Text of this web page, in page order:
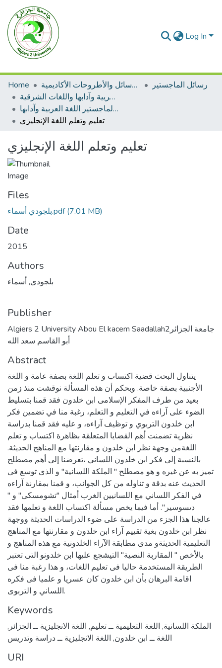
Log In
Home الرسائل والأطروحات الأكاديمية
رسائل الماجستير
رسائل الماجستير اللغة العريية وآدابها واللغات الشرقية
رسائل الماجستير اللغة العربية وآدابها
تعليم وتعلم اللغة الإنجليزي
تعليم وتعلم اللغة الإنجليزي
Files
بلجودي أسماء.pdf(7.01 MB)
Date
2015
Authors
بلجودى, أسماء
Publisher
Algiers 2 University Abou El kacem Saadallahجامعة الجزائر2
أبو القاسم سعد الله
Abstract
يتناول البحث قضية اكتساب و تعلم اللغة بصفة عامة و اللغة
الأجنبية بصفة خاصة. وبحكم أن هذه المسألة نوقشت منذ زمن
بعيد من طرف المفكر الإسلامى ابن خلدون فقد قمنا بتسليط
الضوء على آراءه في التعليم و التعلم، رغبة منا في تضمين فكر
ابن خلدون التربوي و توظيف آراءه، و عليه فقد قمنا بدراسة
نظرية تضمنت أهم القضايا المتعلقة بظاهرة اكتساب و تعلم
اللغةمن وجهة نظر ابن خلدون و مقارنتها مع المناهج الحديثة.
بالنسبة إلى فكر ابن خلدون اللساني ،تعرضنا إلى أهم مصطلح
تميز به عن غيره و هو مصطلح " الملكة اللسانية" و الذى توسع فى
الحديث عنه بدقة و تناوله من كل الجوانب، و قمنا بمقارنة آراءه
في الفكر اللساني مع اللسانيين الغرب أمثال "تشومسكى" و "
دىسوسير". أما فيما يخص مسألة اكتساب اللغة و تعلمها فقد
عالجنا هذا الجزء من الدراسة على ضوء الدراسات الحديثة ووجهة
نظر ابن خلدون بغية تقييم آراء ابن خلدون و مقارنتها مع المناهج
التعليمية الحديثةو مدى مطابقة الآراء الخلدونية مع هذه المناهج و
بالأخص " المقاربة النصية" التيشجع عليها ابن خلدونو التى تعتبر
الطريقة المستخدمة حاليا فى تعليم اللغات، و هذا رغبة منا فى
اقامة البرهان بأن ابن خلدون كان عسريا و علميا فى فكره
اللساني و التربوى.
Keywords
الملكة اللسانية, اللغة التعليمية ــ تعليم, اللغة الانجليزية ــ الجزائر ,
اللغة ــ ابن خلدون, اللغة الانجليزية ــ دراسة وتدريس
URI